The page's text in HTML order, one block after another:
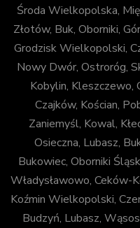
Środa Wielkopolska,
Złotów, Buk, Oborniki,
Grodzisk Wielkopolski,
Nowy Dwór, Ostroróg,
Kobylin, Kleszczewo,
Czajków, Kościan,
Zaniemyśl, Kowal,
Osieczna, Lubasz,
Bukowiec, Oborniki
Władysławowo, Ceków-
Koźmin Wielkopolski,
Budzyń, Lubasz,